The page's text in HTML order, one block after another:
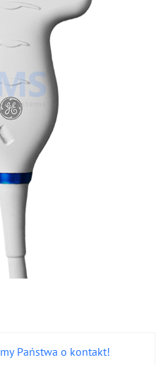
Państwa o kontakt!